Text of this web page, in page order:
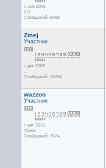
с ноя 2006
EU
Сообщений: 5098
Zmej
Участник
с дек 2005
...
Сообщений: 10762
wazzoo
Участник
с авг 2016
Псков
Сообщений: 7674